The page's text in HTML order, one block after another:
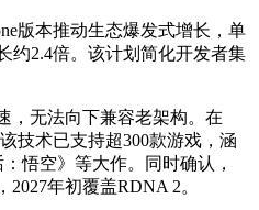
版本推动生态爆发式增长，单
约2.4倍。该计划简化开发者集
，无法向下兼容老架构。在
技术已支持超300款游戏，涵
悟空》等大作。同时确认，
2027年初覆盖RDNA 2。